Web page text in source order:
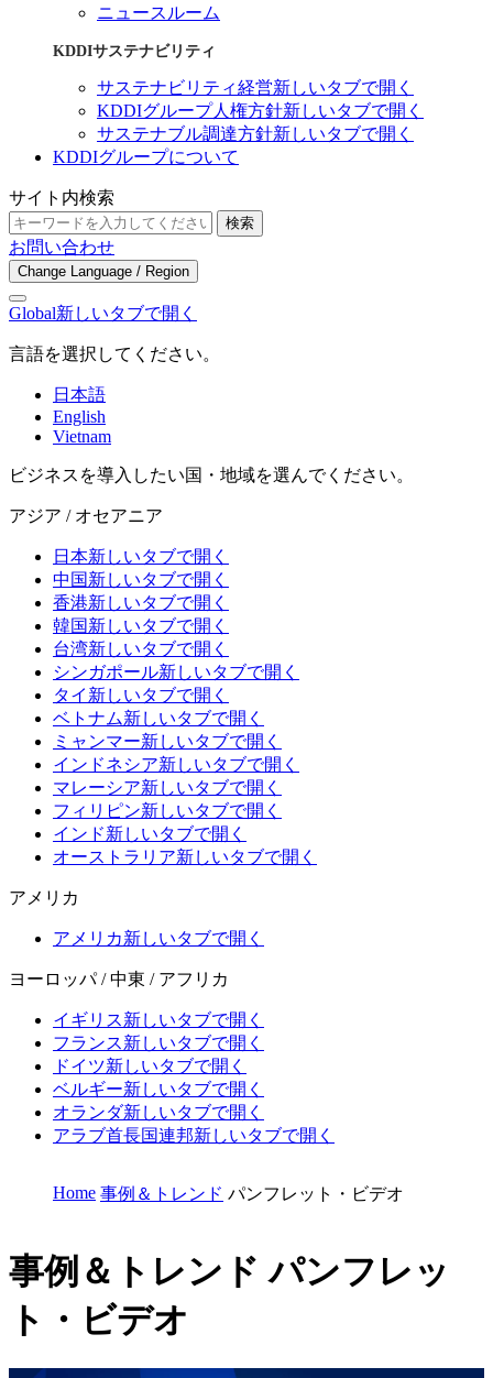
ニュースルーム
KDDIサステナビリティ
サステナビリティ経営新しいタブで開く
KDDIグループ人権方針新しいタブで開く
サステナブル調達方針新しいタブで開く
KDDIグループについて
サイト内検索
検索
お問い合わせ
Change Language / Region
Global新しいタブで開く
言語を選択してください。
日本語
English
Vietnam
ビジネスを導入したい国・地域を選んでください。
アジア / オセアニア
日本新しいタブで開く
中国新しいタブで開く
香港新しいタブで開く
韓国新しいタブで開く
台湾新しいタブで開く
シンガポール新しいタブで開く
タイ 新しいタブで開く
ベトナム新しいタブで開く
ミャンマー新しいタブで開く
インドネシア新しいタブで開く
マレーシア新しいタブで開く
フィリピン新しいタブで開く
インド新しいタブで開く
オーストラリア新しいタブで開く
アメリカ
アメリカ新しいタブで開く
ヨーロッパ / 中東 / アフリカ
イギリス新しいタブで開く
フランス新しいタブで開く
ドイツ新しいタブで開く
ベルギー新しいタブで開く
オランダ新しいタブで開く
アラブ首長国連邦新しいタブで開く
Home 事例＆トレンド パンフレット・ビデオ
事例＆トレンド パンフレッ
ト・ビデオ